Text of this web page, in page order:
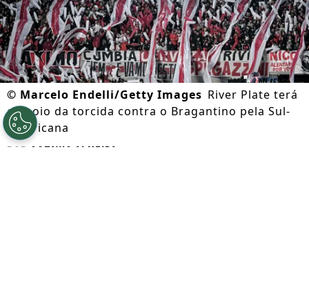
© Marcelo Endelli/Getty Images River Plate terá
o apoio da torcida contra o Bragantino pela Sul-
Americana
Por Octavio Almeida